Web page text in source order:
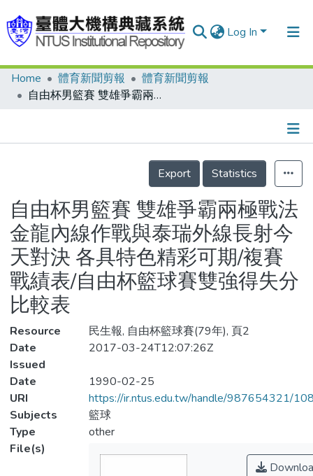
Log In
Communities & Collections
Statistics
Home 體育新聞剪報
體育新聞剪報
自由杯男籃賽 雙雄爭霸兩極戰法 金龍內線作戰與泰瑞外線長射今天對決 各具特色精彩可期/複賽戰績表/自由杯籃球賽雙強得失分比較表
Details
Export
Statistics
自由杯男籃賽 雙雄爭霸兩極戰法
金龍內線作戰與泰瑞外線長射今
天對決 各具特色精彩可期/複賽
戰績表/自由杯籃球賽雙強得失分
比較表
Resource
民生報, 自由杯籃球賽(79年), 頁2
Date
Issued
2017-03-24T12:07:26Z
Date
1990-02-25
URI
https://ir.ntus.edu.tw/handle/987654321/
Subjects
籃球
Type
other
File(s)